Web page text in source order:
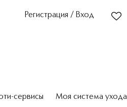
Регистрация / Вход
сервисы Моя система ухода